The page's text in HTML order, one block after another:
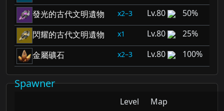
發光的古代文明遺物
2–3 80
50%
閃耀的古代文明遺物
1 80
25%
金屬礦石
2–3 80 100%
Spawner
Level Map